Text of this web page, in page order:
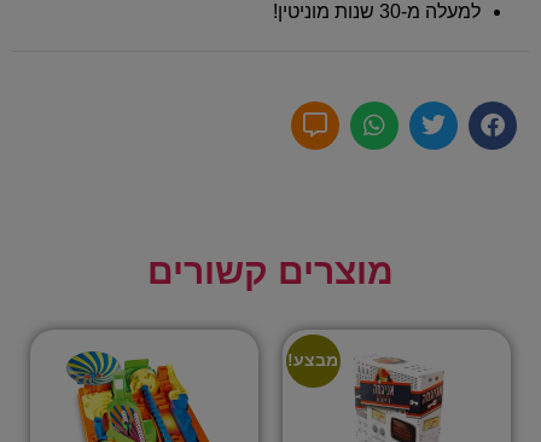
למעלה מ-30 שנות מוניטין!
מוצרים קשורים
מבצע!